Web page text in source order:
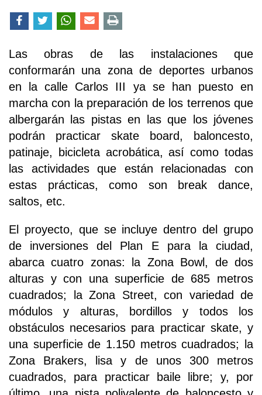
Las obras de las instalaciones que
conformarán una zona de deportes urbanos
en la calle Carlos III ya se han puesto en
marcha con la preparación de los terrenos que
albergarán las pistas en las que los jóvenes
podrán practicar skate board, baloncesto,
patinaje, bicicleta acrobática, así como todas
las actividades que están relacionadas con
estas prácticas, como son break dance,
saltos, etc.
El proyecto, que se incluye dentro del grupo
de inversiones del Plan E para la ciudad,
abarca cuatro zonas: la Zona Bowl, de dos
alturas y con una superficie de 685 metros
cuadrados; la Zona Street, con variedad de
módulos y alturas, bordillos y todos los
obstáculos necesarios para practicar skate, y
una superficie de 1.150 metros cuadrados; la
Zona Brakers, lisa y de unos 300 metros
cuadrados, para practicar baile libre; y, por